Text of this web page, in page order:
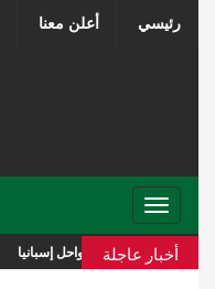
رئيسي أعلن معنا
Toggle
navigation
أخبار عاجلة